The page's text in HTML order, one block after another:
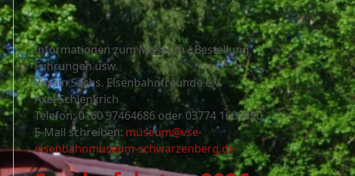
Informationen zum Museum / Bestellung
Führungen usw.
Verein Sächs. Eisenbahnfreunde e.V.
Axel Schlenkrich
Telefon: 0160 97464686 oder 03774 1609890
E-Mail schreiben: museum@vse-
eisenbahnmuseum-schwarzenberg.de